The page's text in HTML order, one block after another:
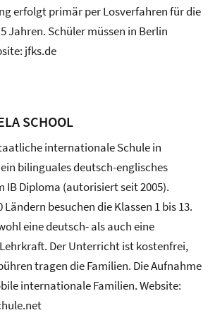
erfolgt primär per Losverfahren für die
Jahren. Schüler müssen in Berlin
jfks.de
SCHOOL
internationale Schule in
bilinguales deutsch-englisches
IB Diploma (autorisiert seit 2005).
Ländern besuchen die Klassen 1 bis 13.
eine deutsch- als auch eine
Der Unterricht ist kostenfrei,
tragen die Familien. Die Aufnahme
internationale Familien. Website: